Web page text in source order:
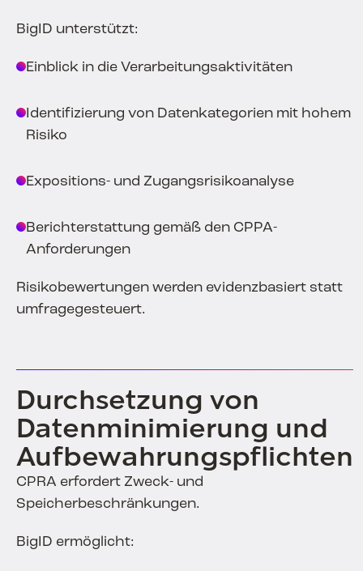
BigID unterstützt:
Einblick in die Verarbeitungsaktivitäten
Identifizierung von Datenkategorien mit hohem
Risiko
Expositions- und Zugangsrisikoanalyse
Berichterstattung gemäß den CPPA-
Anforderungen
Risikobewertungen werden evidenzbasiert statt
umfragegesteuert.
Durchsetzung von
Datenminimierung und
Aufbewahrungspflichten
CPRA erfordert Zweck- und
Speicherbeschränkungen.
BigID ermöglicht: